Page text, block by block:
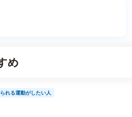
め
れる運動がしたい人